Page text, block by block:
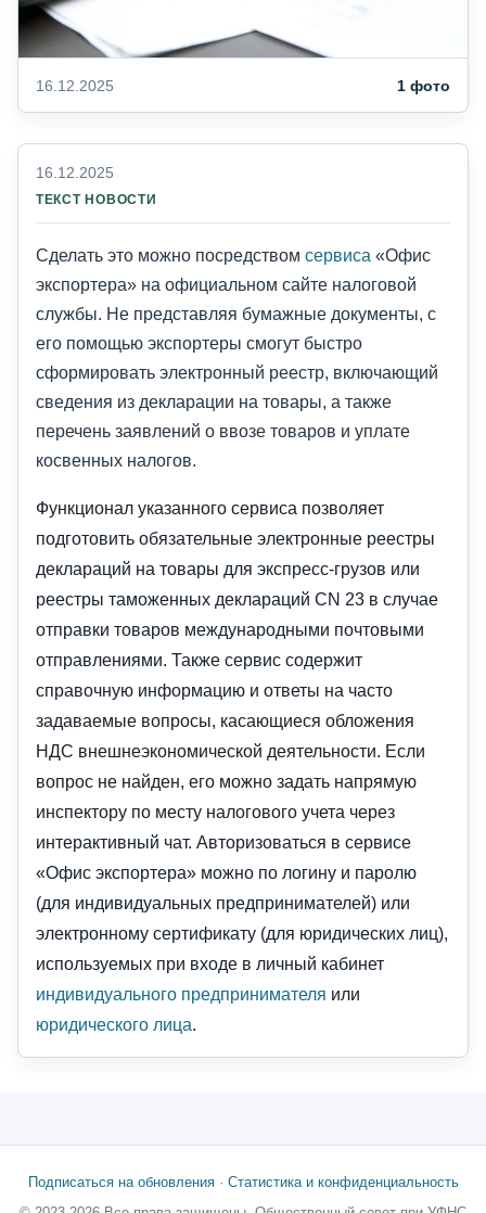
16.12.2025 1 фото
16.12.2025
ТЕКСТ НОВОСТИ
Сделать это можно посредством сервиса «Офис
экспортера» на официальном сайте налоговой
службы. Не представляя бумажные документы, с
его помощью экспортеры смогут быстро
сформировать электронный реестр, включающий
сведения из декларации на товары, а также
перечень заявлений о ввозе товаров и уплате
косвенных налогов.
Функционал указанного сервиса позволяет
подготовить обязательные электронные реестры
деклараций на товары для экспресс-грузов или
реестры таможенных деклараций CN 23 в случае
отправки товаров международными почтовыми
отправлениями. Также сервис содержит
справочную информацию и ответы на часто
задаваемые вопросы, касающиеся обложения
НДС внешнеэкономической деятельности. Если
вопрос не найден, его можно задать напрямую
инспектору по месту налогового учета через
интерактивный чат. Авторизоваться в сервисе
«Офис экспортера» можно по логину и паролю
(для индивидуальных предпринимателей) или
электронному сертификату (для юридических лиц),
используемых при входе в личный кабинет
индивидуального предпринимателя или
юридического лица.
Подписаться на обновления· Статистика и конфиденциальность